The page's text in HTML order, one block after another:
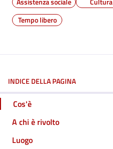
Tempo libero
INDICE DELLA PAGINA
Cos'è
A chi è rivolto
Luogo